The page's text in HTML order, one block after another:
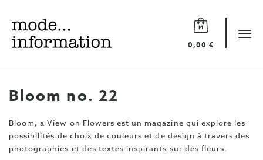
0,00 €
Mode
information
Bloom no. 22
Bloom, a View on Flowers est un magazine qui explore les
possibilités de choix de couleurs et de design à travers des
photographies et des textes inspirants sur des fleurs.